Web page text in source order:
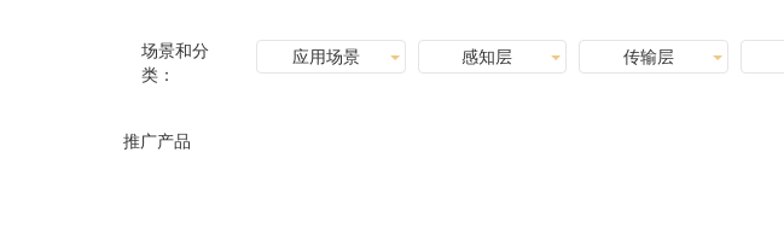
场景和分
类：
应用场景 感知层 传输层
推广产品